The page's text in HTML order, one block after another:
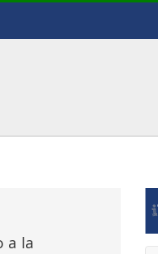
a la